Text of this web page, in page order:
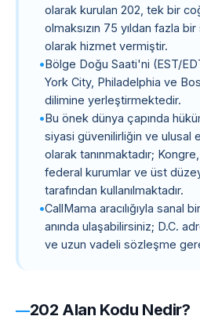
olarak kurulan 202, tek bir
olmaksızın 75 yıldan fazla
olarak hizmet vermiştir.
Bölge Doğu Saati'ni (EST/
York City, Philadelphia ve
dilimine yerleştirmektedir.
Bu önek dünya çapında
siyasi güvenilirliğin ve ulusal
olarak tanınmaktadır;
federal kurumlar ve üst
tarafından kullanılmaktadır.
CallMama aracılığıyla sanal
anında ulaşabilirsiniz; D.C.
ve uzun vadeli sözleşme
202 Alan Kodu Nedir?